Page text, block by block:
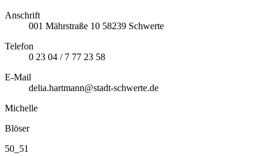
Anschrift
001 Mährstraße 10 58239 Schwerte
Telefon
0 23 04 / 7 77 23 58
E-Mail
delia.hartmann@stadt-schwerte.de
Michelle
Blöser
50_51